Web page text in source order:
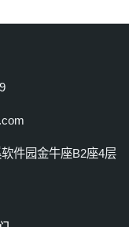
件园金牛座B2座4层